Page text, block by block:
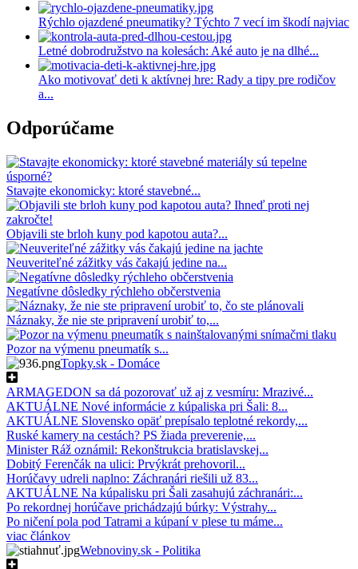
Rýchlo ojazdené pneumatiky? Týchto 7 vecí im škodí najviac
Letné dobrodružstvo na kolesách: Aké auto je na dlhé...
Ako motivovať deti k aktívnej hre: Rady a tipy pre rodičov
a...
Odporúčame
Stavajte ekonomicky: ktoré stavebné...
Objavili ste brloh kuny pod kapotou auta?...
Neuveriteľné zážitky vás čakajú jedine na...
Negatívne dôsledky rýchleho občerstvenia
Náznaky, že nie ste pripravení urobiť to,...
Pozor na výmenu pneumatík s...
Topky.sk - Domáce
ARMAGEDON sa dá pozorovať už aj z vesmíru: Mrazivé...
AKTUÁLNE Nové informácie z kúpaliska pri Šali: 8...
AKTUÁLNE Slovensko opäť prepísalo teplotné rekordy,...
Ruské kamery na cestách? PS žiada preverenie,...
Minister Ráž oznámil: Rekonštrukcia bratislavskej...
Dobitý Ferenčák na ulici: Prvýkrát prehovoril...
Horúčavy udreli naplno: Záchranári riešili už 83...
AKTUÁLNE Na kúpalisku pri Šali zasahujú záchranári:...
Po rekordnej horúčave prichádzajú búrky: Výstrahy...
Po ničení pola pod Tatrami a kúpaní v plese tu máme...
viac článkov
Webnoviny.sk - Politika